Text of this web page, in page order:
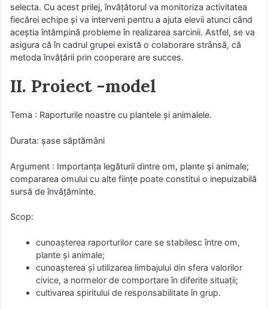
selecta. Cu acest prilej, învăţătorul va monitoriza activitatea
fiecărei echipe şi va interveni pentru a ajuta elevii atunci când
aceştia întâmpină probleme în realizarea sarcinii. Astfel, se va
asigura că în cadrul grupei există o colaborare strânsă, că
metoda învăţării prin cooperare are succes.
II. Proiect -model
Tema : Raporturile noastre cu plantele şi animalele.
Durata: şase săptămâni
Argument : Importanţa legăturii dintre om, plante şi animale;
compararea omului cu alte fiinţe poate constitui o inepuizabilă
sursă de învăţăminte.
Scop:
cunoaşterea raporturilor care se stabilesc între om,
plante şi animale;
cunoaşterea şi utilizarea limbajului din sfera valorilor
civice, a normelor de comportare în diferite situaţii;
cultivarea spiritului de responsabilitate în grup.